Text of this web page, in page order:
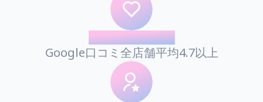
口コミで人気
Google口コミ全店舗平均4.7以上